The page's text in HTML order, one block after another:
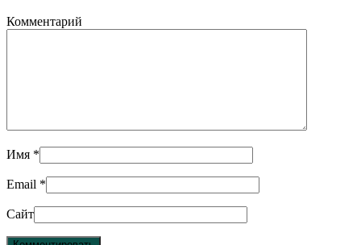
Комментарий
Имя *
Email *
Сайт